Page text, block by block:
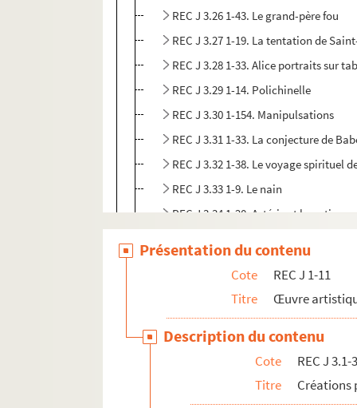
REC J 3.26 1-43. Le grand-père fou
REC J 3.27 1-19. La tentation de
REC J 3.28 1-33. Alice portraits sur
REC J 3.29 1-14. Polichinelle
REC J 3.30 1-154. Manipulsations
REC J 3.31 1-33. La conjecture de
REC J 3.32 1-38. Le voyage spirituel
REC J 3.33 1-9. Le nain
REC J 3.34 1-20. Astérix et la potion
REC J 3.39 1-6. Les amants de
REC J 3.40 1-3. Manger ours manger
REC J 4.1-27. Accueil au Théâtre des
Présentation du contenu
Cote
REC J 1-11
Titre
Œuvre
Description du contenu
Cote
REC J 3.1-
Titre
Créations